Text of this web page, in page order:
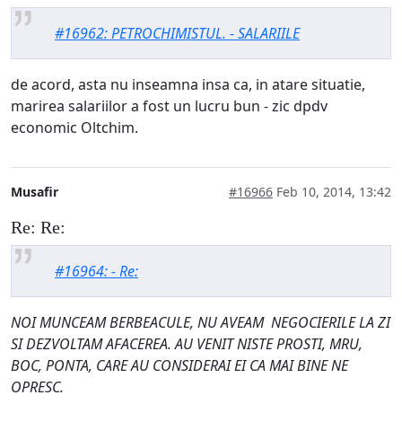
#16962: PETROCHIMISTUL. - SALARIILE
de acord, asta nu inseamna insa ca, in atare situatie,
marirea salariilor a fost un lucru bun - zic dpdv
economic Oltchim.
Musafir #16966 Feb 10, 2014, 13:42
Re: Re:
#16964: - Re:
NOI MUNCEAM BERBEACULE, NU AVEAM NEGOCIERILE LA ZI
SI DEZVOLTAM AFACEREA. AU VENIT NISTE PROSTI, MRU,
BOC, PONTA, CARE AU CONSIDERAI EI CA MAI BINE NE
OPRESC.